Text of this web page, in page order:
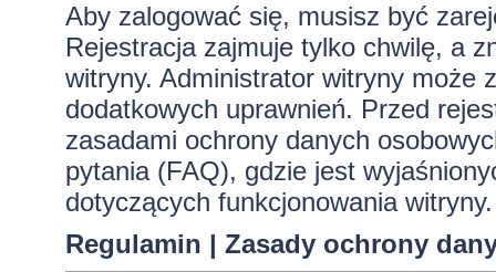
Aby zalogować się, musisz być
Rejestracja zajmuje tylko chwilę, a
witryny. Administrator witryny może
dodatkowych uprawnień. Przed
zasadami ochrony danych
pytania (FAQ), gdzie jest
dotyczących funkcjonowania witryny.
Regulamin | Zasady ochrony